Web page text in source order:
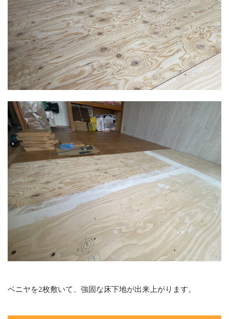
ベニヤを2枚敷いて、強固な床下地が出来上がります。